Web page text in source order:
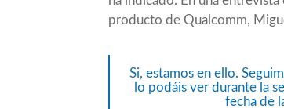
producto de Qualcomm,
Si, estamos en ello.
lo podáis ver durante la
fecha de